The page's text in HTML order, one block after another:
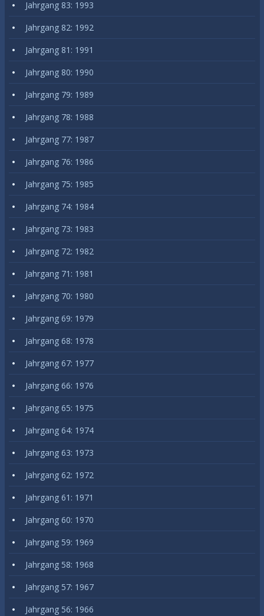
Jahrgang 83: 1993
Jahrgang 82: 1992
Jahrgang 81: 1991
Jahrgang 80: 1990
Jahrgang 79: 1989
Jahrgang 78: 1988
Jahrgang 77: 1987
Jahrgang 76: 1986
Jahrgang 75: 1985
Jahrgang 74: 1984
Jahrgang 73: 1983
Jahrgang 72: 1982
Jahrgang 71: 1981
Jahrgang 70: 1980
Jahrgang 69: 1979
Jahrgang 68: 1978
Jahrgang 67: 1977
Jahrgang 66: 1976
Jahrgang 65: 1975
Jahrgang 64: 1974
Jahrgang 63: 1973
Jahrgang 62: 1972
Jahrgang 61: 1971
Jahrgang 60: 1970
Jahrgang 59: 1969
Jahrgang 58: 1968
Jahrgang 57: 1967
Jahrgang 56: 1966